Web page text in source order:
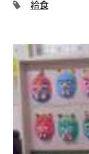
給食